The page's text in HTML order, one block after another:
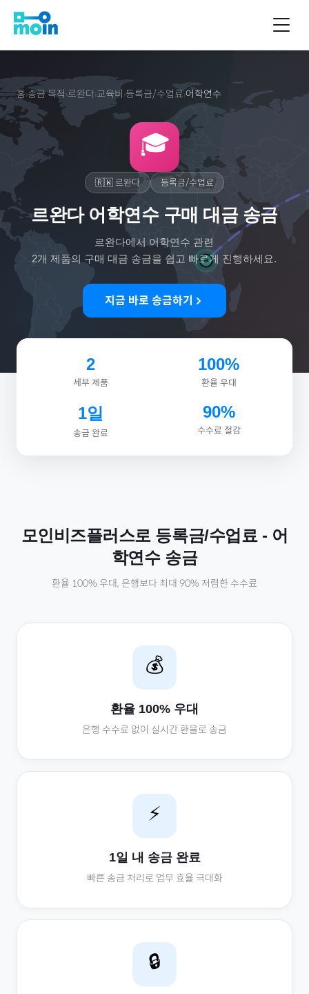
홈›송금 목적 ›르완다›교육비 ›등록금/수업료›어학연수
🎓
🇷🇼르완다 등록금/수업료
르완다 어학연수 구매 대금 송금
르완다에서 어학연수 관련
2개 제품의 구매 대금 송금을 쉽고 빠르게 진행하세요.
지금 바로 송금하기
2
세부 제품
100%
환율 우대
1일
송금 완료
90%
수수료 절감
모인비즈플러스로 등록금/수업료 - 어
학연수송금
환율 100% 우대, 은행보다 최대 90% 저렴한 수수료
💰
환율 100% 우대
은행 수수료 없이 실시간 환율로 송금
⚡
1일 내 송금 완료
빠른 송금 처리로 업무 효율 극대화
🔒